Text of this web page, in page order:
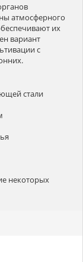
атмосферного
их
вариант
с
стали
некоторых